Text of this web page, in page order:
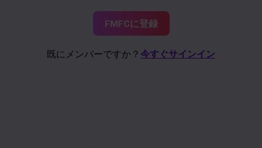
FMFCに登録
既にメンバーですか？ 今すぐサインイン